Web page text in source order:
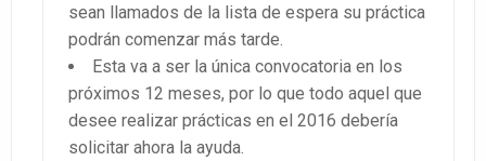
sean llamados de la lista de espera su práctica
podrán comenzar más tarde.
Esta va a ser la única convocatoria en los
próximos 12 meses, por lo que todo aquel que
desee realizar prácticas en el 2016 debería
solicitar ahora la ayuda.